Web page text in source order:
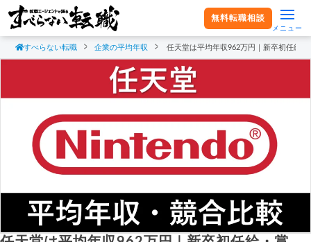
無料転職相談
メニュー
すべらない転職 企業の平均年収 任天堂は平均年収962万円｜新卒初任給